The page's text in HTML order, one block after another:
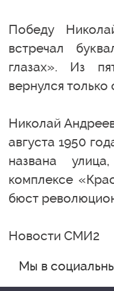
Победу
встречал
глазах». Из
вернулся только
Николай
августа 1950
названа
комплексе
бюст
Новости СМИ2
Мы в